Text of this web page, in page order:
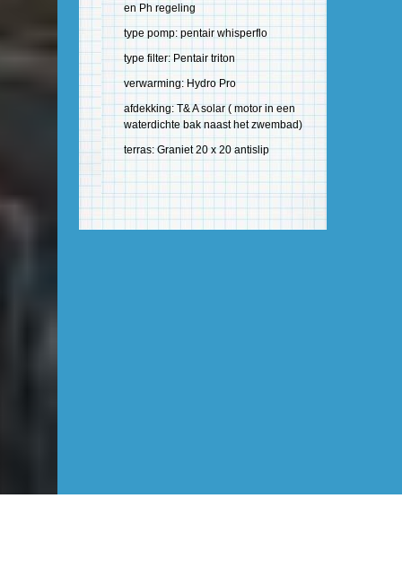
en Ph regeling
type pomp: pentair whisperflo
type filter: Pentair triton
verwarming: Hydro Pro
afdekking: T& A solar ( motor in een
waterdichte bak naast het zwembad)
terras: Graniet 20 x 20 antislip